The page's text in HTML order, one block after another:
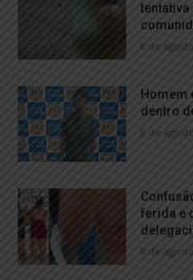
8 de
Homem
dentro
8 de
ferida e
8 de